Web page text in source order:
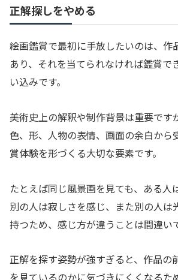
正解探しをやめる
絵画鑑賞で最初に手放したいのは、作
あり、それを当てられなければ鑑賞で
い込みです。
美術史上の解釈や制作背景は重要です
色、形、人物の表情、画面の余白から
賞体験を形づくる大切な要素です。
たとえば同じ風景画を見ても、ある人
別の人は寂しさを感じ、また別の人は
持つため、感じ方が違うことは間違い
正解を探す姿勢が強すぎると、作品の